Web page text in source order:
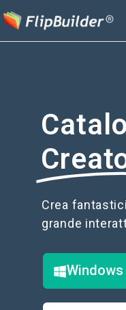
Crea
grande
Windows